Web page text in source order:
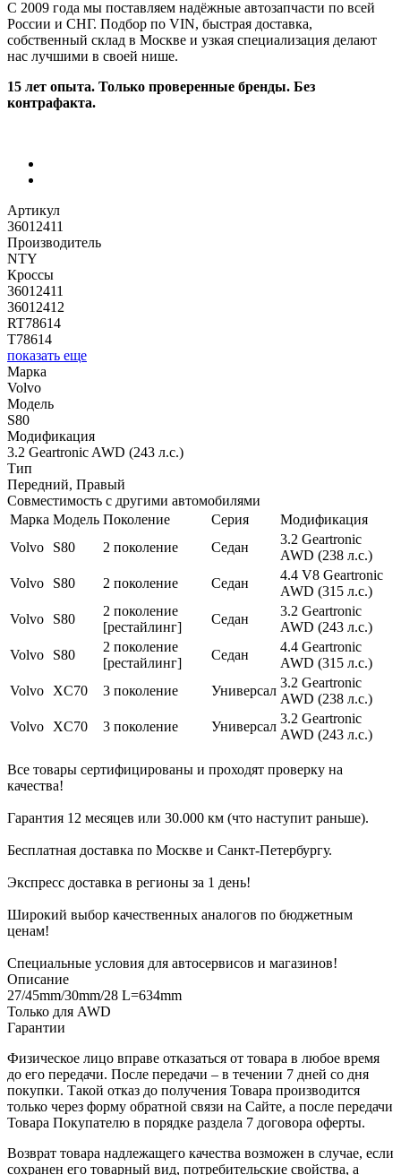
С 2009 года мы поставляем надёжные автозапчасти по всей
России и СНГ. Подбор по VIN, быстрая доставка,
собственный склад в Москве и узкая специализация делают
нас лучшими в своей нише.
15 лет опыта. Только проверенные бренды. Без
контрафакта.
Артикул
36012411
Производитель
NTY
Кроссы
36012411
36012412
RT78614
T78614
показать еще
Марка
Volvo
Модель
S80
Модификация
3.2 Geartronic AWD (243 л.с.)
Тип
Передний, Правый
Совместимость с другими автомобилями
Марка Модель Поколение Серия
Модификация
Volvo
S80 2 поколение Седан
3.2 Geartronic
AWD (238 л.с.)
Volvo
S80 2 поколение Седан
4.4 V8 Geartronic
AWD (315 л.с.)
Volvo
S80
2 поколение
[рестайлинг]
Седан
3.2 Geartronic
AWD (243 л.с.)
Volvo
S80
2 поколение
[рестайлинг]
Седан
4.4 Geartronic
AWD (315 л.с.)
Volvo
XC70 3 поколение Универсал
3.2 Geartronic
AWD (238 л.с.)
Volvo
XC70 3 поколение Универсал
3.2 Geartronic
AWD (243 л.с.)
Все товары сертифицированы и проходят проверку на
качества!
Гарантия 12 месяцев или 30.000 км (что наступит раньше).
Бесплатная доставка по Москве и Санкт-Петербургу.
Экспресс доставка в регионы за 1 день!
Широкий выбор качественных аналогов по бюджетным
ценам!
Специальные условия для автосервисов и магазинов!
Описание
27/45mm/30mm/28 L=634mm
Только для AWD
Гарантии
Физическое лицо вправе отказаться от товара в любое время
до его передачи. После передачи – в течении 7 дней со дня
покупки. Такой отказ до получения Товара производится
только через форму обратной связи на Сайте, а после передачи
Товара Покупателю в порядке раздела 7 договора оферты.
Возврат товара надлежащего качества возможен в случае, если
сохранен его товарный вид, потребительские свойства, а